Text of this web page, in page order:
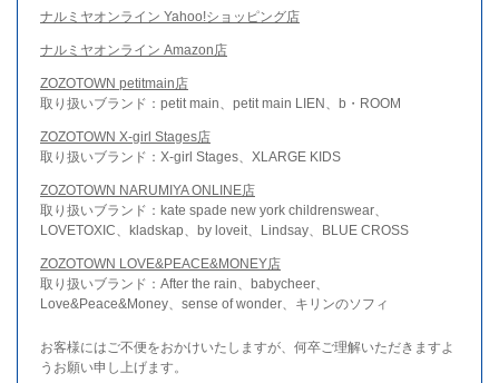
ナルミヤオンライン Yahoo!ショッピング店
ナルミヤオンライン Amazon店
ZOZOTOWN petitmain店
取り扱いブランド：petit main、petit main LIEN、b・ROOM
ZOZOTOWN X-girl Stages店
取り扱いブランド：X-girl Stages、XLARGE KIDS
ZOZOTOWN NARUMIYA ONLINE店
取り扱いブランド：kate spade new york childrenswear、
LOVETOXIC、kladskap、by loveit、Lindsay、BLUE CROSS
ZOZOTOWN LOVE&PEACE&MONEY店
取り扱いブランド：After the rain、babycheer、
Love&Peace&Money、sense of wonder、キリンのソフィ
お客様にはご不便をおかけいたしますが、何卒ご理解いただきますよ
うお願い申し上げます。